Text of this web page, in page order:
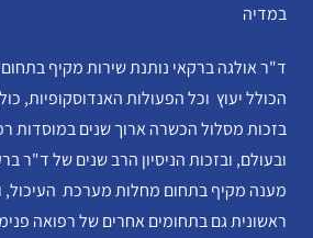
במדיה
ד"ר אולגה ברקאי נותנת שירות מקיף בתחום
הכולל יעוץ וכל הפעולות האנדוסקופיות,
בזכות מסלול הכשרה ארוך שנים במוסדות
ובעולם, ובזכות הניסיון הרב שנים של ד"ר
מענה מקיף בתחום מחלות מערכת העיכול,
ראשונית גם בתחומים אחרים של רפואה